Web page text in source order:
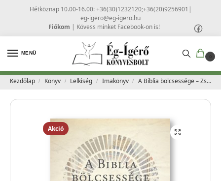
Hétköznap 10.00-16.00: +36(30)1232120;+36(20)9256901 |
eg-igero@eg-igero.hu
Fiókom | Kövess minket Facebook-on is!
MENÜ
0
Kezdőlap / Könyv / Lelkiség / Imakönyv / A Biblia bölcsessége – Zsoltárok
Akció